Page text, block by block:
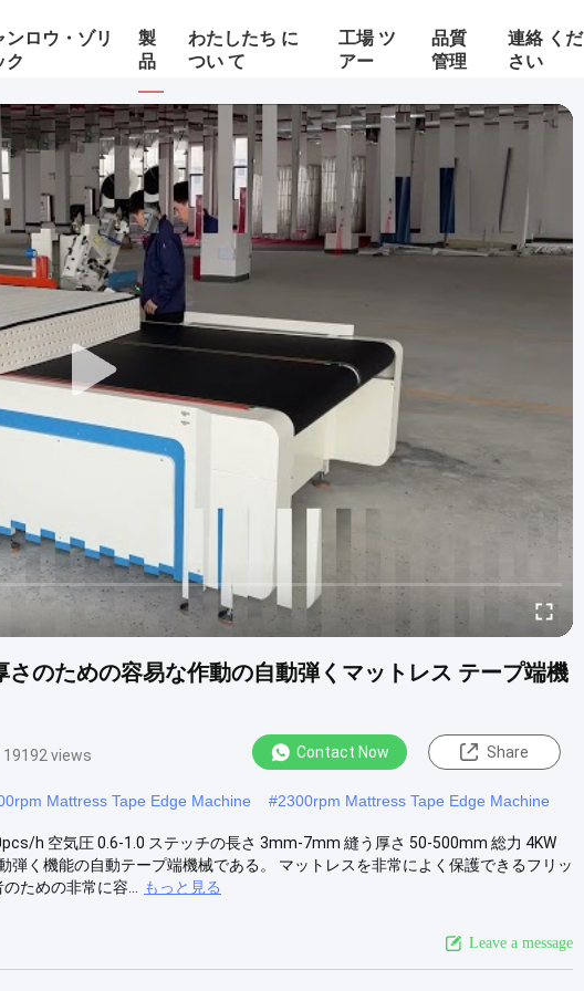
ンロウ・ゾリ
ク
製
品
わたしたち に
つい て
工場 ツ
アー
品質
管理
連絡 くだ
さい
のための容易な作動の自動弾くマットレス テープ端機
19192 views Contact Now Share
Mattress Tape Edge Machine #2300rpm Mattress Tape Edge Machine
h 空気圧 0.6-1.0 ステッチの長さ 3mm-7mm 縫う厚さ 50-500mm 総力 4KW
弾く機能の自動テープ端機械である。 マットレスを非常によく保護できるフリッ
ための非常に容...
もっと見る
Leave a message